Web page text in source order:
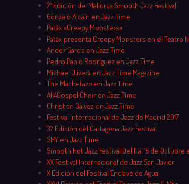
7ª Edición del Mallorca Smooth Jazz Festival
Gonzalo Alcaín en Jazz Time
Patáx «Creepy Monsters»
Patáx presenta Creepy Monsters en el Teatro
Ander García en Jazz Time
Pedro Pablo Rodríguez en Jazz Time
Michael Olivera en Jazz Time Magazine
The Machetazo en Jazz Time
All4Gospel Choir en Jazz Time
Christian Gálvez en Jazz Time
Festival Internacional de Jazz de Madrid 2017
37 Edición del Cartagena Jazz Festival
SHY en Jazz Time
Smooth Hot Jazz Festival Del 11 al 15 de Octubre
XX Festival Internacional de Jazz San Javier
X Edición del Festival Enclave de Agua